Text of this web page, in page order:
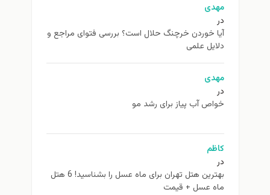
مهدی
در
آیا خوردن خرچنگ حلال است؟ بررسی فتوای مراجع و
دلایل علمی
مهدی
در
خواص آب پیاز برای رشد مو
کاظم
در
بهترین هتل تهران برای ماه عسل را بشناسید! 6 هتل
ماه عسل + قیمت